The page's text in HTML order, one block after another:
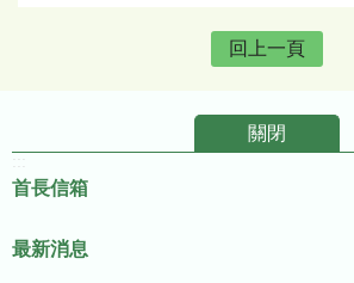
回上一頁
關閉
首長信箱
最新消息